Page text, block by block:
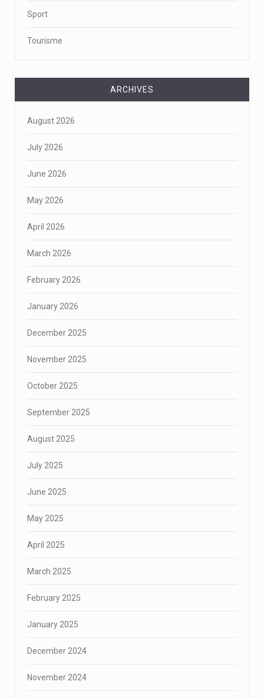
Sport
Tourisme
ARCHIVES
August 2026
July 2026
June 2026
May 2026
April 2026
March 2026
February 2026
January 2026
December 2025
November 2025
October 2025
September 2025
August 2025
July 2025
June 2025
May 2025
April 2025
March 2025
February 2025
January 2025
December 2024
November 2024